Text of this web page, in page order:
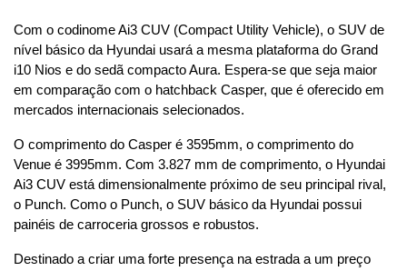
Com o codinome Ai3 CUV (Compact Utility Vehicle), o SUV de
nível básico da Hyundai usará a mesma plataforma do Grand
i10 Nios e do sedã compacto Aura. Espera-se que seja maior
em comparação com o hatchback Casper, que é oferecido em
mercados internacionais selecionados.
O comprimento do Casper é 3595mm, o comprimento do
Venue é 3995mm. Com 3.827 mm de comprimento, o Hyundai
Ai3 CUV está dimensionalmente próximo de seu principal rival,
o Punch. Como o Punch, o SUV básico da Hyundai possui
painéis de carroceria grossos e robustos.
Destinado a criar uma forte presença na estrada a um preço